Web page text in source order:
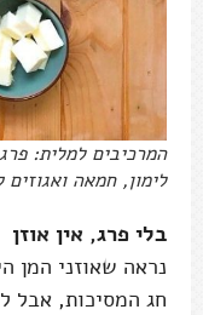
המרכיבים למלית:
לימון, חמאה
בלי פרג, אין אוזן
נראה שאוזני המן
חג המסיכות, אבל